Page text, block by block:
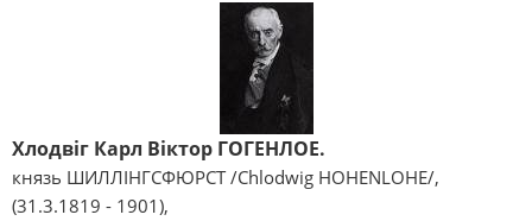
Хлодвіг Карл Віктор ГОГЕНЛОЕ.
князь ШИЛЛІНГСФЮРСТ /Chlodwіg HOHENLOHE/,
(31.3.1819 - 1901),